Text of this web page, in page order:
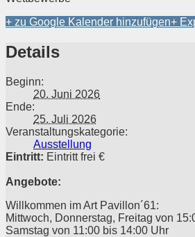
+ zu Google Kalender hinzufügen+
Details
Beginn:
20. Juni 2026
Ende:
25. Juli 2026
Veranstaltungskategorie:
Ausstellung
Eintritt: Eintritt frei €
Angebote:
Willkommen im Art Pavillon´61:
Mittwoch, Donnerstag, Freitag von
Samstag von 11:00 bis 14:00 Uhr